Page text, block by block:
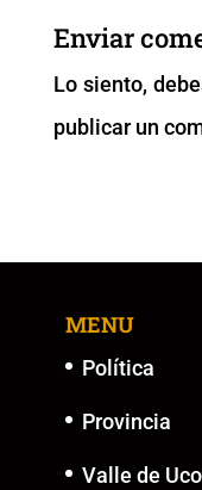
b
o
o
k
Enviar
Lo siento,
publicar un
MENU
Política
Provincia
Valle de Uco